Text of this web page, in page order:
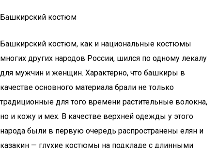
Башкирский костюм
Башкирский костюм, как и национальные костюмы
многих других народов России, шился по одному лекалу
для мужчин и женщин. Характерно, что башкиры в
качестве основного материала брали не только
традиционные для того времени растительные волокна,
но и кожу и мех. В качестве верхней одежды у этого
народа были в первую очередь распространены елян и
казакин — глухие костюмы на подкладе с длинными